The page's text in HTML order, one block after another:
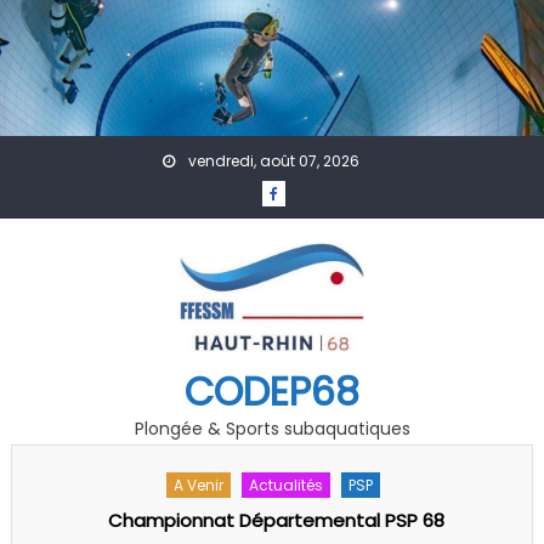
Skip to content
vendredi, août 07, 2026
CODEP68
Plongée & Sports subaquatiques
Accueil Actualités Affiches
Formation
GDF Photo Vidéo